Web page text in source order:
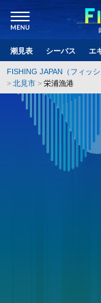
潮見表 シーバス エ
FISHING JAPAN（フィッシ
北見市
栄浦漁港